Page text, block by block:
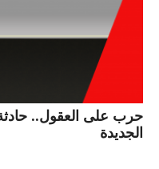
حرب على العقول..
الجديدة